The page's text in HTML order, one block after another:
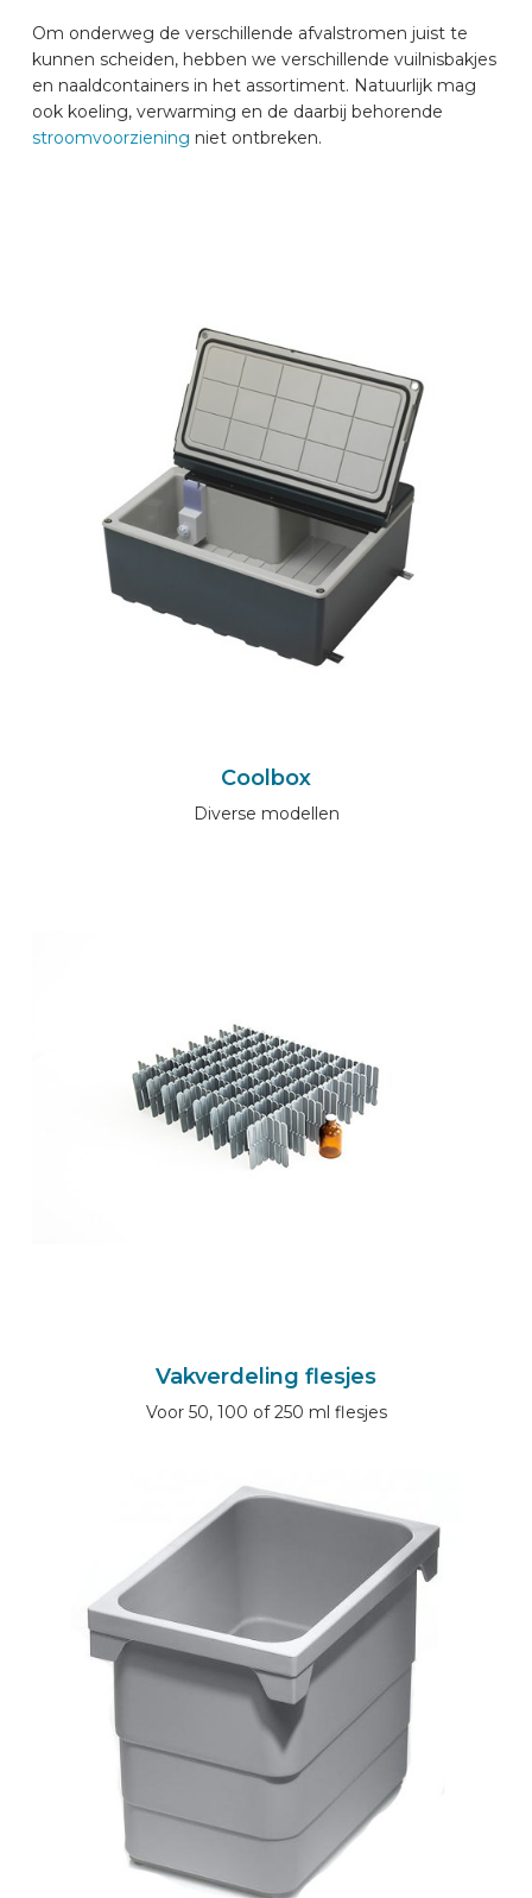
Om onderweg de verschillende afvalstromen juist te
kunnen scheiden, hebben we verschillende vuilnisbakjes
en naaldcontainers in het assortiment. Natuurlijk mag
ook koeling, verwarming en de daarbij behorende
stroomvoorziening niet ontbreken.
Coolbox
Diverse modellen
Vakverdeling flesjes
Voor 50, 100 of 250 ml flesjes